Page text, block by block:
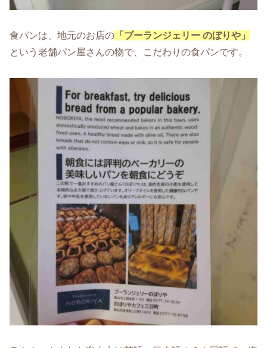
食パンは、地元のお店の 「ブーランジェリー のぼりや」
という老舗パン屋さんの物で、こだわりの食パンです。